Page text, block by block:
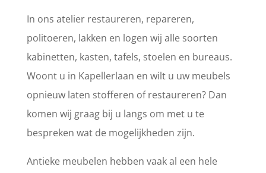
In ons atelier restaureren, repareren,
politoeren, lakken en logen wij alle soorten
kabinetten, kasten, tafels, stoelen en bureaus.
Woont u in Kapellerlaan en wilt u uw meubels
opnieuw laten stofferen of restaureren? Dan
komen wij graag bij u langs om met u te
bespreken wat de mogelijkheden zijn.
Antieke meubelen hebben vaak al een hele